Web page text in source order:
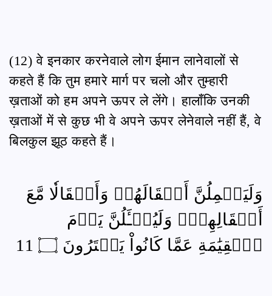
(12) वे इनकार करनेवाले लोग ईमान लानेवालों से
कहते हैं कि तुम हमारे मार्ग पर चलो और तुम्हारी
ख़ताओं को हम अपने ऊपर ले लेंगे। हालाँकि उनकी
ख़ताओं में से कुछ भी वे अपने ऊपर लेनेवाले नहीं हैं, वे
बिलकुल झूठ कहते हैं।
وَلَيَحۡمِلُنَّ أَثۡقَالَهُمۡ وَأَثۡقَالٗا مَّعَ
أَثۡقَالِهِمۡۖ وَلَيُسۡـَٔلُنَّ يَوۡمَ
ٱلۡقِيَٰمَةِ عَمَّا كَانُواْ يَفۡتَرُونَ ۝ 11